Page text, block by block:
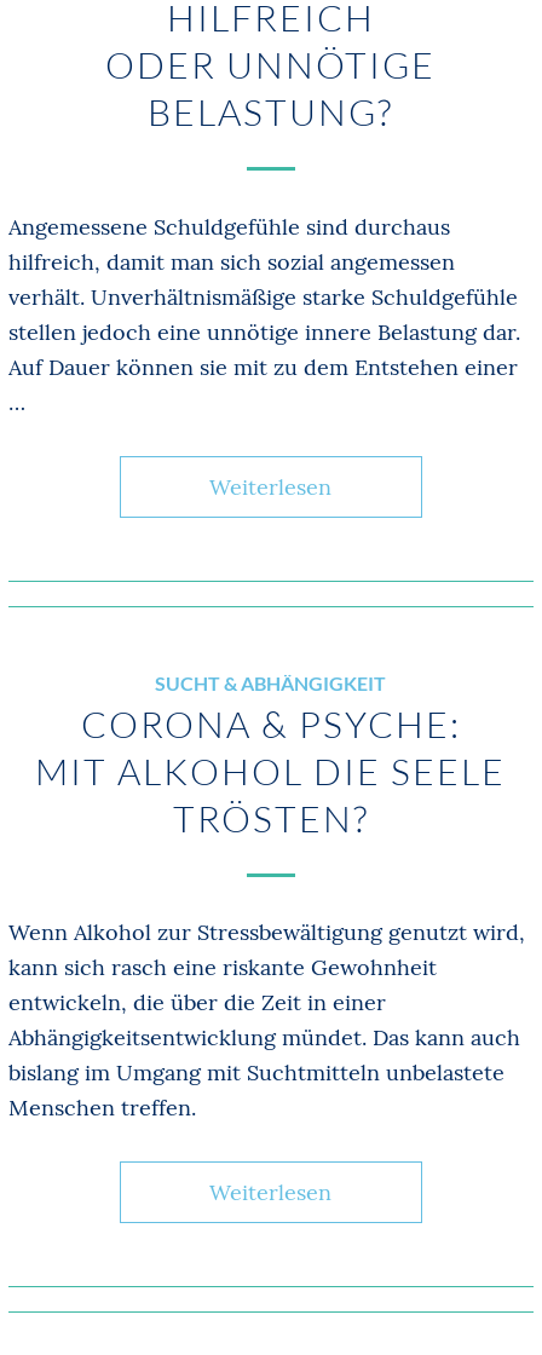
HILFREICH
ODER UNNÖTIGE
BELASTUNG?
Angemessene Schuldgefühle sind durchaus
hilfreich, damit man sich sozial angemessen
verhält. Unverhältnismäßige starke Schuldgefühle
stellen jedoch eine unnötige innere Belastung dar.
Auf Dauer können sie mit zu dem Entstehen einer
…
Weiterlesen
SUCHT & ABHÄNGIGKEIT
CORONA & PSYCHE:
MIT ALKOHOL DIE SEELE
TRÖSTEN?
Wenn Alkohol zur Stressbewältigung genutzt wird,
kann sich rasch eine riskante Gewohnheit
entwickeln, die über die Zeit in einer
Abhängigkeitsentwicklung mündet. Das kann auch
bislang im Umgang mit Suchtmitteln unbelastete
Menschen treffen.
Weiterlesen